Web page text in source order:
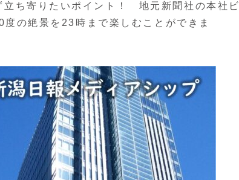
立ち寄りたいポイント！ 地元新聞社の本社ビ
の絶景を23時まで楽しむことができま